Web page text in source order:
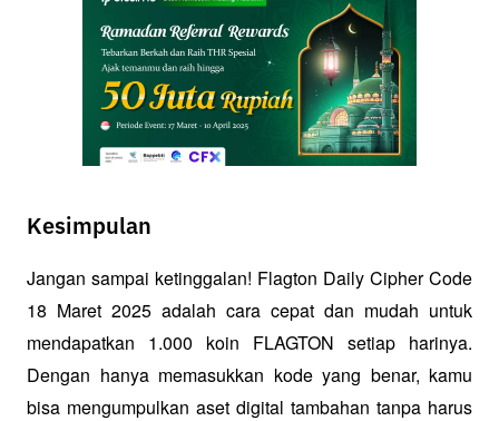
Kesimpulan
Jangan sampai ketinggalan! Flagton Daily Cipher Code
18 Maret 2025 adalah cara cepat dan mudah untuk
mendapatkan 1.000 koin FLAGTON setiap harinya.
Dengan hanya memasukkan kode yang benar, kamu
bisa mengumpulkan aset digital tambahan tanpa harus